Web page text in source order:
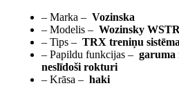
– Marka – Vozinska
– Modelis – Wozinsky
– Tips – TRX treniņu
– Papildu funkcijas – garuma
neslīdoši rokturi
– Krāsa – haki